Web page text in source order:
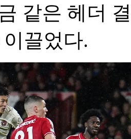
같은 헤더
끌었다.